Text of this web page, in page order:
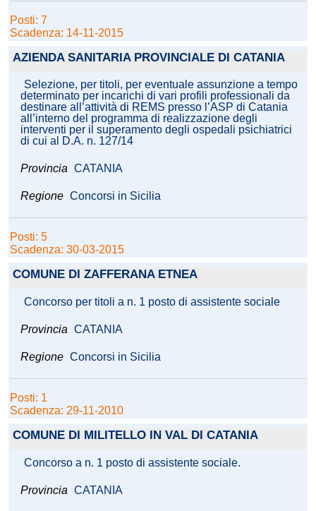
Posti: 7
Scadenza: 14-11-2015
AZIENDA SANITARIA PROVINCIALE DI CATANIA
Selezione, per titoli, per eventuale assunzione a tempo
determinato per incarichi di vari profili professionali da
destinare all’attività di REMS presso l’ASP di Catania
all’interno del programma di realizzazione degli
interventi per il superamento degli ospedali psichiatrici
di cui al D.A. n. 127/14
Provincia CATANIA
Regione Concorsi in Sicilia
Posti: 5
Scadenza: 30-03-2015
COMUNE DI ZAFFERANA ETNEA
Concorso per titoli a n. 1 posto di assistente sociale
Provincia CATANIA
Regione Concorsi in Sicilia
Posti: 1
Scadenza: 29-11-2010
COMUNE DI MILITELLO IN VAL DI CATANIA
Concorso a n. 1 posto di assistente sociale.
Provincia CATANIA